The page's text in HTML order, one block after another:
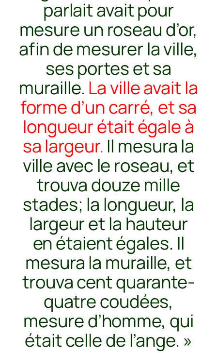
parlait avait pour
mesure un roseau d’or,
afin de mesurer la ville,
ses portes et sa
muraille. La ville avait la
forme d’un carré, et sa
longueur était égale à
sa largeur. Il mesura la
ville avec le roseau, et
trouva douze mille
stades; la longueur, la
largeur et la hauteur
en étaient égales. Il
mesura la muraille, et
trouva cent quarante-
quatre coudées,
mesure d’homme, qui
était celle de l’ange. »